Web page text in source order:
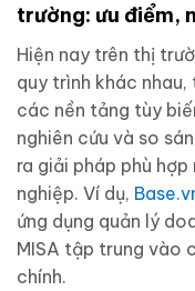
trường: ưu điểm,
Hiện nay trên thị
quy trình khác
các nền tảng tùy
nghiên cứu và so
ra giải pháp phù
nghiệp. Ví dụ,
ứng dụng quản lý
MISA tập trung vào
chính.